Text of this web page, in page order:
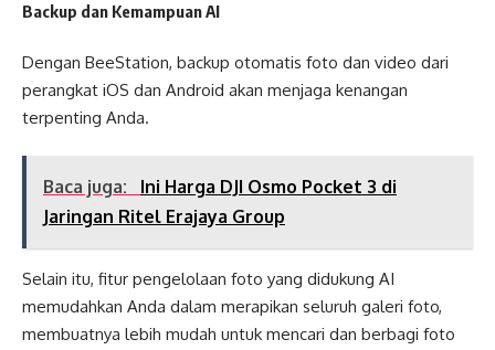
Backup dan Kemampuan AI
Dengan BeeStation, backup otomatis foto dan video dari
perangkat iOS dan Android akan menjaga kenangan
terpenting Anda.
Baca juga:
Ini Harga DJI Osmo Pocket 3 di
Jaringan Ritel Erajaya Group
Selain itu, fitur pengelolaan foto yang didukung AI
memudahkan Anda dalam merapikan seluruh galeri foto,
membuatnya lebih mudah untuk mencari dan berbagi foto